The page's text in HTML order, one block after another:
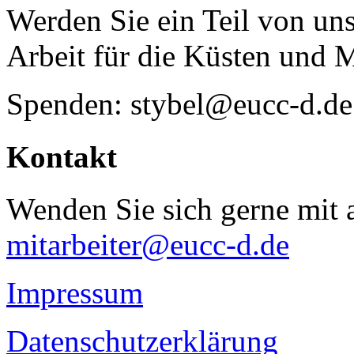
Werden Sie ein Teil von
Arbeit für die Küsten und
Spenden: stybel@eucc-d.de
Kontakt
Wenden Sie sich gerne mit
mitarbeiter@eucc-d.de
Impressum
Datenschutzerklärung